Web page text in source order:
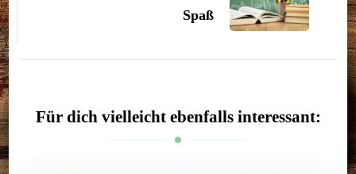
Spaß
Für dich vielleicht ebenfalls interessant: